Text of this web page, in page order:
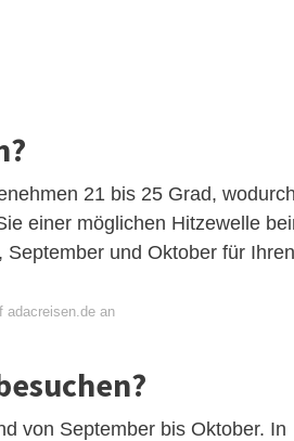
21 bis 25 Grad, wodurch
einer möglichen Hitzewelle
und Oktober für Ihren
adacreisen.de an
von September bis Oktober. In